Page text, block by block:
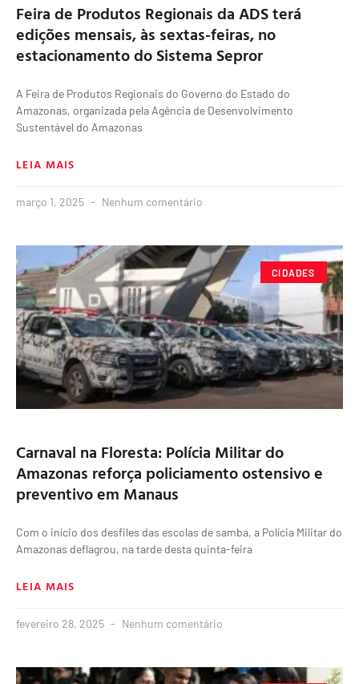
Feira de Produtos Regionais da ADS terá
edições mensais, às sextas-feiras, no
estacionamento do Sistema Sepror
A Feira de Produtos Regionais do Governo do Estado do
Amazonas, organizada pela Agência de Desenvolvimento
Sustentável do Amazonas
LEIA MAIS
março 1, 2025 Nenhum comentário
CIDADES
Carnaval na Floresta: Polícia Militar do
Amazonas reforça policiamento ostensivo e
preventivo em Manaus
Com o início dos desfiles das escolas de samba, a Polícia Militar do
Amazonas deflagrou, na tarde desta quinta-feira
LEIA MAIS
fevereiro 28, 2025 Nenhum comentário